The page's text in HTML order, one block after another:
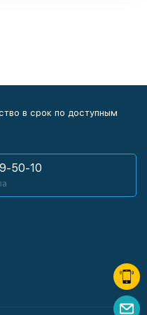
в срок по доступным
50-10